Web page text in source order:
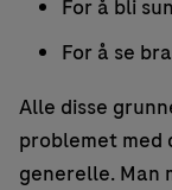
For å bli
For å se
Alle disse
problemet med
generelle. Man